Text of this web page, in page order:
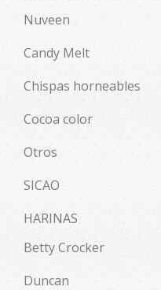
Nuveen
Candy Melt
Chispas horneables
Cocoa color
Otros
SICAO
HARINAS
Betty Crocker
Duncan